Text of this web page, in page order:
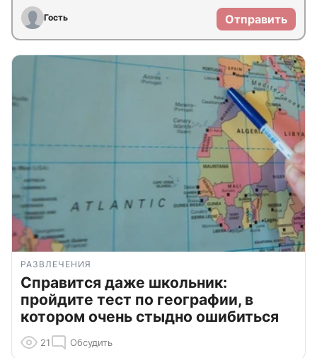
Гость Отправить
РАЗВЛЕЧЕНИЯ
Справится даже школьник:
пройдите тест по географии, в
котором очень стыдно ошибиться
21 Обсудить